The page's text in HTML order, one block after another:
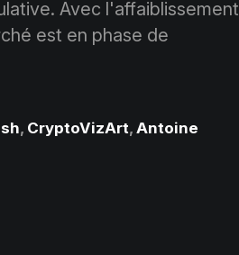
Avec l'affaiblissement
est en phase de
, CryptoVizArt, Antoine